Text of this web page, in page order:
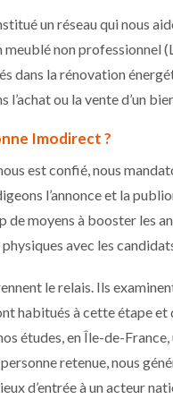
un réseau qui nous
meublé non professionnel
dans la rénovation
l’achat ou la vente d’un
Imodirect ?
est confié, nous
l’annonce et la
de moyens à booster les
avec les
le relais. Ils
habitués à cette étape
études, en Île-de-
retenue, nous
d’entrée à un acteur